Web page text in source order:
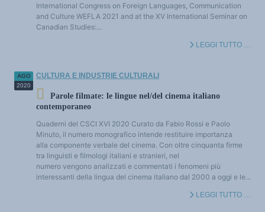
International Congress on Foreign Languages, Communication
and Culture WEFLA 2021 and at the XV International Seminar on
Canadian Studies:...
LEGGI TUTTO …
AGO
2020
CULTURA E INDUSTRIE CULTURALI
Parole filmate: le lingue nel/del cinema italiano
contemporaneo
Quaderni del CSCI XVI 2020 Curato da Fabio Rossi e Paolo
Minuto, il numero monografico intende restituire importanza
alla componente verbale del cinema. Con oltre cinquanta firme
tra linguisti e filmologi italiani e stranieri, nel
numero vengono analizzati e commentati i fenomeni più
interessanti della lingua del cinema italiano dal 2000 a oggi e le...
LEGGI TUTTO …